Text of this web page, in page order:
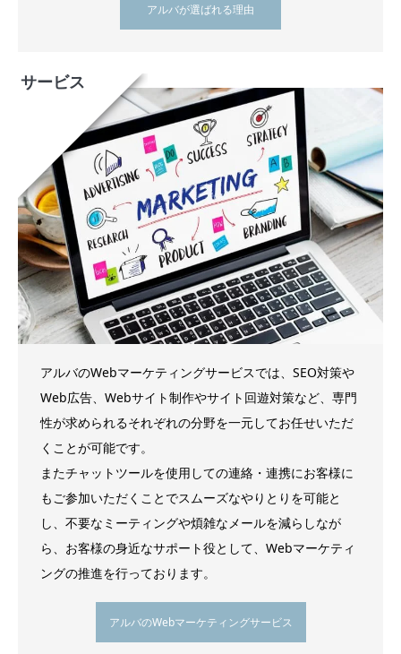
アルバが選ばれる理由
サービス
アルバのWebマーケティングサービスでは、SEO対策や
Web広告、Webサイト制作やサイト回遊対策など、専門
性が求められるそれぞれの分野を一元してお任せいただ
くことが可能です。
またチャットツールを使用しての連絡・連携にお客様に
もご参加いただくことでスムーズなやりとりを可能と
し、不要なミーティングや煩雑なメールを減らしなが
ら、お客様の身近なサポート役として、Webマーケティ
ングの推進を行っております。
アルバのWebマーケティングサービス